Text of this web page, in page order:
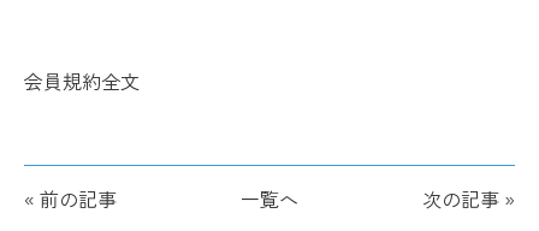
会員規約全文
« 前の記事 一覧へ 次の記事 »